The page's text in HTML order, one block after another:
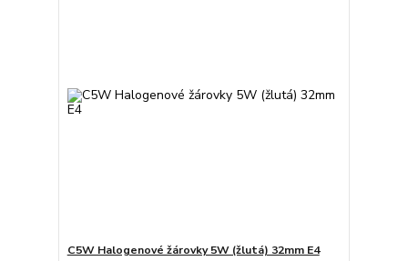
C5W Halogenové žárovky 5W (žlutá) 32mm E4